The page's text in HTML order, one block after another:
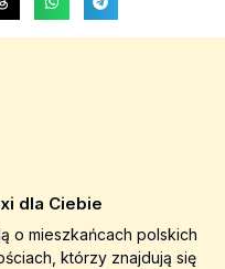
dla Ciebie
o mieszkańcach polskich
którzy znajdują się